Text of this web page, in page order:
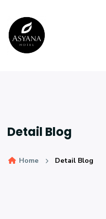
Detail Blog
Home Detail Blog